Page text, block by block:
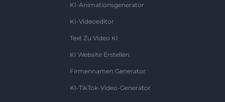
KI-Animationsgenerator
KI-Videoeditor
Text Zu Video KI
KI Website Erstellen
Firmennamen Generator
KI-TikTok-Video-Generator